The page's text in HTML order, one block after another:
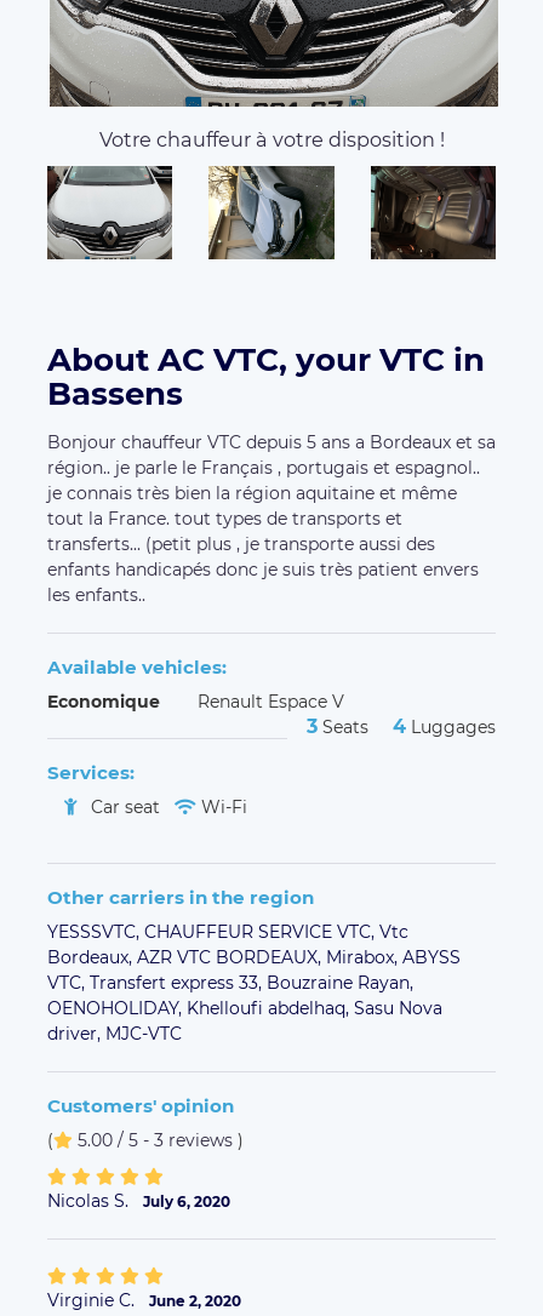
Votre chauffeur à votre disposition !
About AC VTC, your VTC in
Bassens
Bonjour chauffeur VTC depuis 5 ans a Bordeaux et sa
région.. je parle le Français , portugais et espagnol..
je connais très bien la région aquitaine et même
tout la France. tout types de transports et
transferts... (petit plus , je transporte aussi des
enfants handicapés donc je suis très patient envers
les enfants..
Available vehicles:
Economique Renault Espace V
3 Seats 4 Luggages
Services:
Car seat Wi-Fi
Other carriers in the region
YESSSVTC, CHAUFFEUR SERVICE VTC, Vtc
Bordeaux, AZR VTC BORDEAUX, Mirabox, ABYSS
VTC, Transfert express 33, Bouzraine Rayan,
OENOHOLIDAY, Khelloufi abdelhaq, Sasu Nova
driver, MJC-VTC
Customers' opinion
( 5.00 / 5 - 3 reviews )
Nicolas S. July 6, 2020
Virginie C. June 2, 2020